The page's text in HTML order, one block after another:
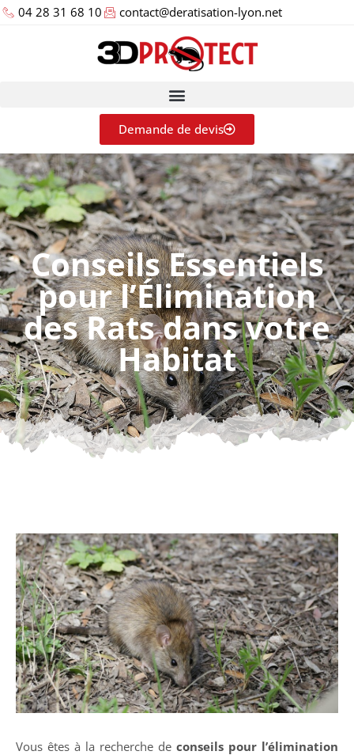
04 28 31 68 10 contact@deratisation-lyon.net
Demande de devis
Conseils Essentiels
pour l’Élimination
des Rats dans votre
Habitat
Vous êtes à la recherche de conseils pour l’élimination